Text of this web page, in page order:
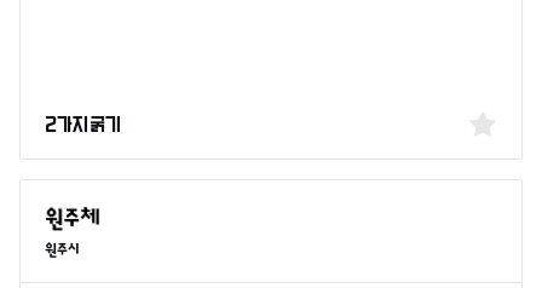
2가지 굵기
원주시